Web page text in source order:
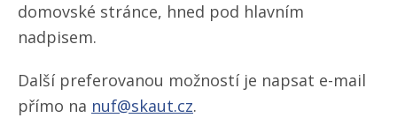
domovské stránce, hned pod hlavním
nadpisem.
Další preferovanou možností je napsat e-mail
přímo na nuf@skaut.cz.